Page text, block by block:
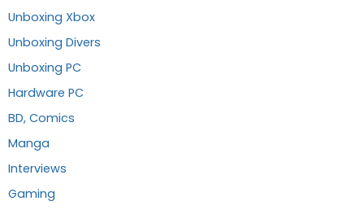
Unboxing Xbox
Unboxing Divers
Unboxing PC
Hardware PC
BD, Comics
Manga
Interviews
Gaming